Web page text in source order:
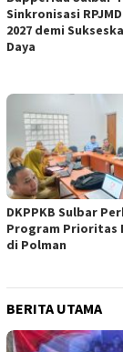
Sinkronisasi
2027 demi
Daya
DKPPKB Sulbar
Program Prioritas
di Polman
BERITA UTAMA